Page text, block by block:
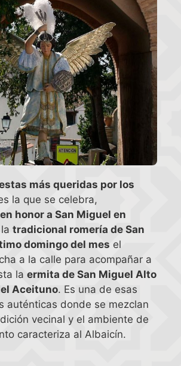
más queridas por los
la que se celebra,
en honor a San Miguel en
tradicional romería de San
domingo del mes el
a la calle para acompañar a
la ermita de San Miguel Alto
Aceituno. Es una de esas
auténticas donde se mezclan
vecinal y el ambiente de
caracteriza al Albaicín.